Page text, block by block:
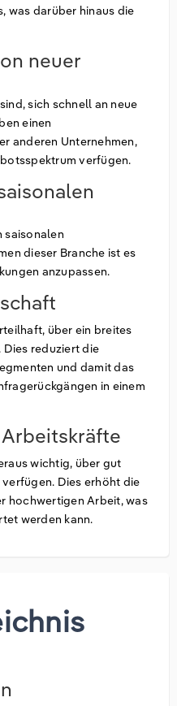
was darüber hinaus die
neuer
sich schnell an neue
einen
anderen Unternehmen,
verfügen.
saisonalen
dieser Branche ist es
anzupassen.
über ein breites
Dies reduziert die
und damit das
in einem
wichtig, über gut
Dies erhöht die
hochwertigen Arbeit, was
werden kann.